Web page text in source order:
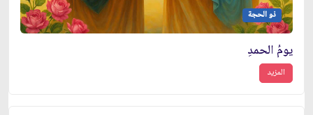
ذو الحجة
يومُ الحمدِ
المزيد